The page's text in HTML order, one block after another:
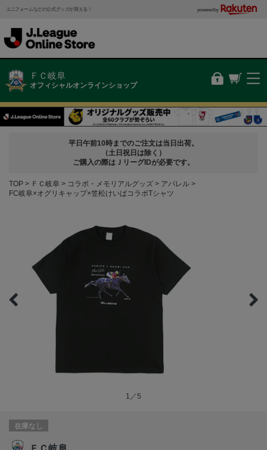
ユニフォームなどの公式グッズが買える！ powered by
ＦＣ岐阜
オフィシャルオンラインショップ
平日午前10時までのご注文は当日出荷。
（土日祝日は除く）
ご購入の際はＪリーグIDが必要です。
TOP ＦＣ岐阜 コラボ・メモリアルグッズ
アパレル
FC岐阜×オグリキャップ×笠松けいばコラボTシャツ
1／5
在庫なし